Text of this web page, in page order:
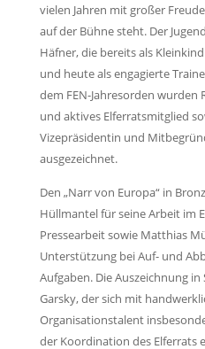
vielen Jahren mit großer
auf der Bühne steht. Der
Häfner, die bereits als
und heute als engagierte
dem FEN-Jahresorden wurden
und aktives Elferratsmitglied
Vizepräsidentin und
ausgezeichnet.
Den „Narr von Europa“ in
Hüllmantel für seine Arbeit im
Pressearbeit sowie Matthias
Unterstützung bei Auf- und
Aufgaben. Die Auszeichnung
Garsky, der sich mit
Organisationstalent
der Koordination des Elferrats